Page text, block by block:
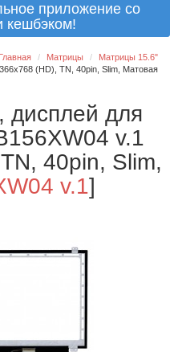
приложение со
кешбэком!
Главная Матрицы
Матрицы 15.6"
(HD), TN, 40pin, Slim, Матовая
дисплей для
v.1
40pin, Slim,
v.1]